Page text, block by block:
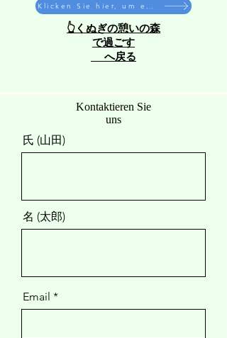
Klicken Sie hier, um eine Reservierung vorzunehmen
👆くぬぎの憩いの森
で過ごす
へ戻る
​Kontaktieren Sie
uns
氏 (山田)
名 (太郎)
Email